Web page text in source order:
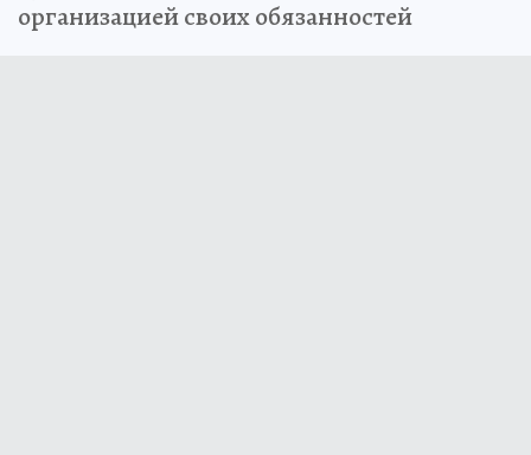
организацией своих обязанностей